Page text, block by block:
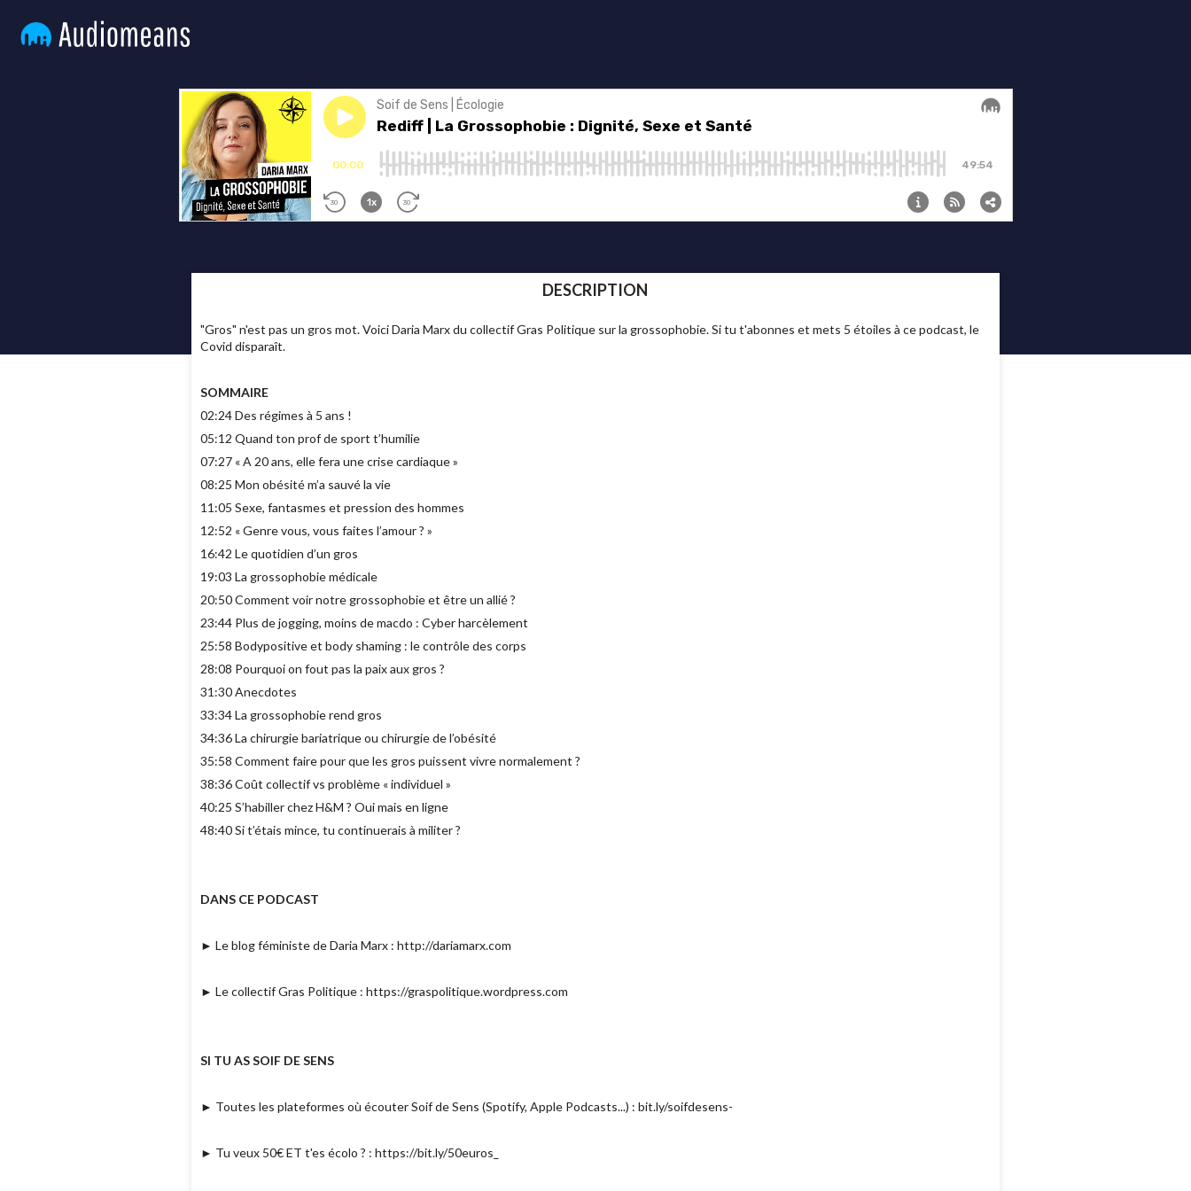
DESCRIPTION
"Gros" n'est pas un gros mot. Voici Daria Marx du collectif Gras Politique sur la grossophobie. Si tu t'abonnes et mets 5 étoiles à ce podcast, le
Covid disparaît.
SOMMAIRE
02:24 Des régimes à 5 ans !
05:12 Quand ton prof de sport t’humilie
07:27 « A 20 ans, elle fera une crise cardiaque »
08:25 Mon obésité m’a sauvé la vie
11:05 Sexe, fantasmes et pression des hommes
12:52 « Genre vous, vous faites l’amour ? »
16:42 Le quotidien d’un gros
19:03 La grossophobie médicale
20:50 Comment voir notre grossophobie et être un allié ?
23:44 Plus de jogging, moins de macdo : Cyber harcèlement
25:58 Bodypositive et body shaming : le contrôle des corps
28:08 Pourquoi on fout pas la paix aux gros ?
31:30 Anecdotes
33:34 La grossophobie rend gros
34:36 La chirurgie bariatrique ou chirurgie de l’obésité
35:58 Comment faire pour que les gros puissent vivre normalement ?
38:36 Coût collectif vs problème « individuel »
40:25 S’habiller chez H&M ? Oui mais en ligne
48:40 Si t’étais mince, tu continuerais à militer ?
DANS CE PODCAST
► Le blog féministe de Daria Marx : http://dariamarx.com
► Le collectif Gras Politique : https://graspolitique.wordpress.com
SI TU AS SOIF DE SENS
► Toutes les plateformes où écouter Soif de Sens (Spotify, Apple Podcasts...) : bit.ly/soifdesens-
► Tu veux 50€ ET t'es écolo ? : https://bit.ly/50euros_